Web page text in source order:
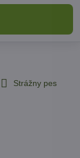
Strážny pes